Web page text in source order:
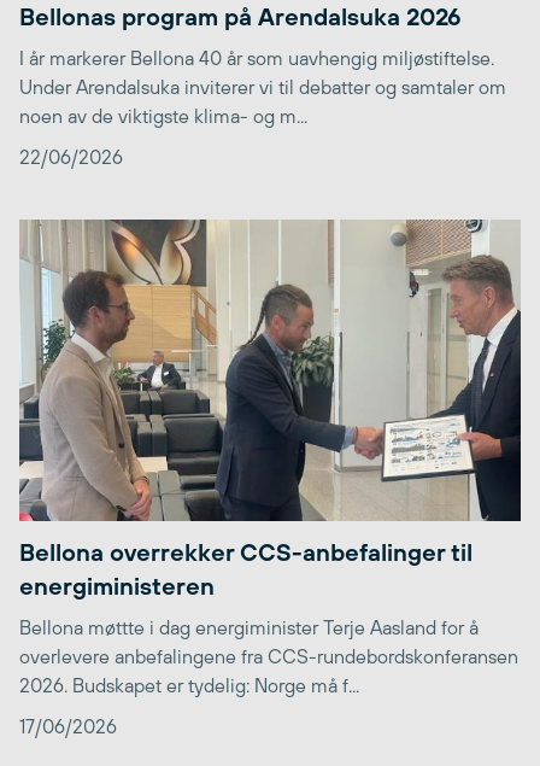
Bellonas program på Arendalsuka 2026
I år markerer Bellona 40 år som uavhengig miljøstiftelse.
Under Arendalsuka inviterer vi til debatter og samtaler om
noen av de viktigste klima- og m...
22/06/2026
Bellona overrekker CCS-anbefalinger til
energiministeren
Bellona møttte i dag energiminister Terje Aasland for å
overlevere anbefalingene fra CCS-rundebordskonferansen
2026. Budskapet er tydelig: Norge må f...
17/06/2026